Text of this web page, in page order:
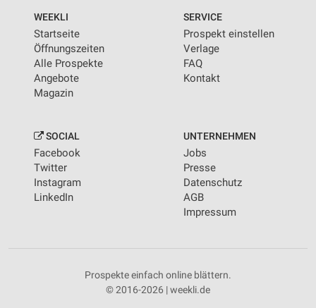
WEEKLI
Startseite
Öffnungszeiten
Alle Prospekte
Angebote
Magazin
SERVICE
Prospekt einstellen
Verlage
FAQ
Kontakt
SOCIAL
Facebook
Twitter
Instagram
LinkedIn
UNTERNEHMEN
Jobs
Presse
Datenschutz
AGB
Impressum
Prospekte einfach online blättern.
© 2016-2026 | weekli.de